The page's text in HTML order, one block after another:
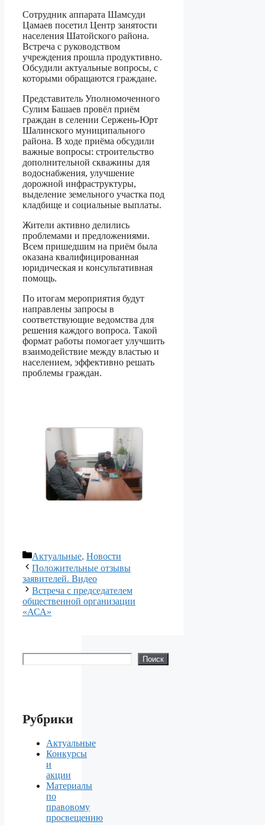
Сотрудник аппарата Шамсуди
Цамаев посетил Центр занятости
населения Шатойского района.
Встреча с руководством
учреждения прошла продуктивно.
Обсудили актуальные вопросы, с
которыми обращаются граждане.
Представитель Уполномоченного
Сулим Башаев провёл приём
граждан в селении Сержень-Юрт
Шалинского муниципального
района. В ходе приёма обсудили
важные вопросы: строительство
дополнительной скважины для
водоснабжения, улучшение
дорожной инфраструктуры,
выделение земельного участка под
кладбище и социальные выплаты.
Жители активно делились
проблемами и предложениями.
Всем пришедшим на приём была
оказана квалифицированная
юридическая и консультативная
помощь.
По итогам мероприятия будут
направлены запросы в
соответствующие ведомства для
решения каждого вопроса. Такой
формат работы помогает улучшить
взаимодействие между властью и
населением, эффективно решать
проблемы граждан.
Рубрики
Актуальные, Новости
Положительные отзывы
заявителей. Видео
Встреча с председателем
общественной организации
«АСА»
Поиск Поиск
Рубрики
Актуальные
Конкурсы
и
акции
Материалы
по
правовому
просвещению